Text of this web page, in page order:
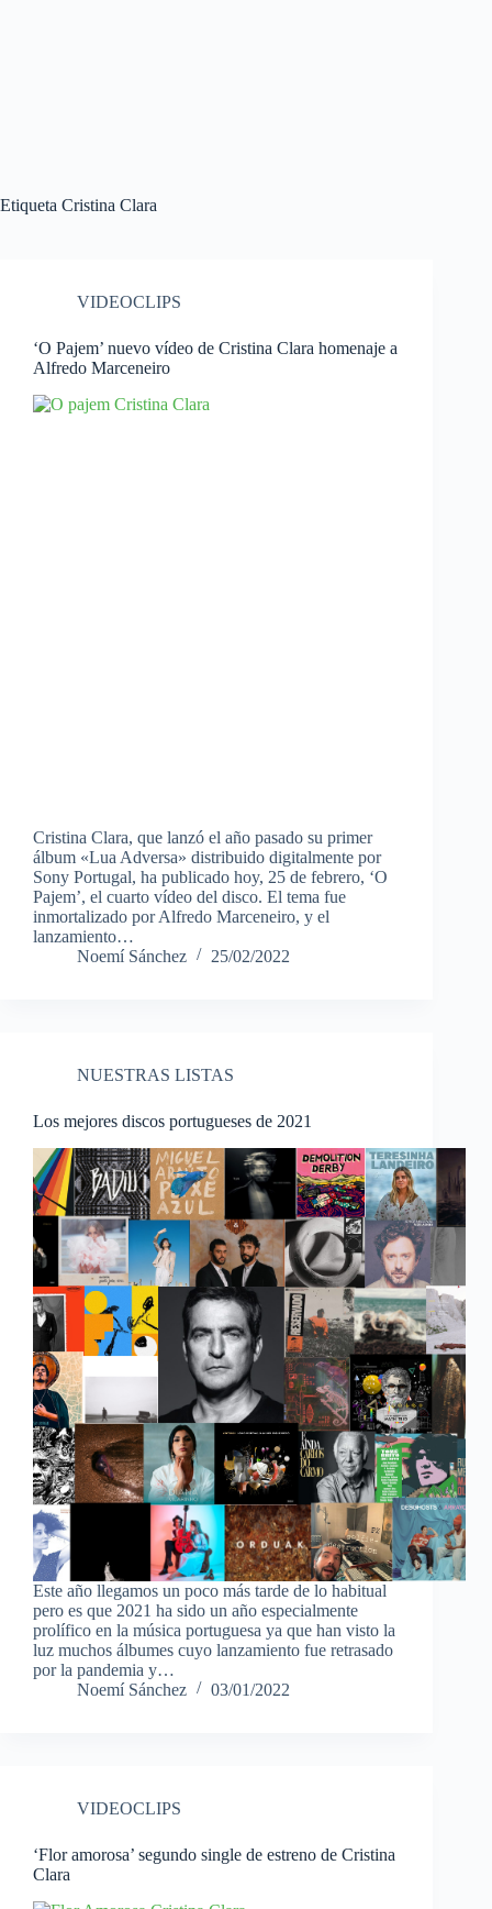
Etiqueta Cristina Clara
VIDEOCLIPS
‘O Pajem’ nuevo vídeo de Cristina Clara homenaje a
Alfredo Marceneiro
Cristina Clara, que lanzó el año pasado su primer
álbum «Lua Adversa» distribuido digitalmente por
Sony Portugal, ha publicado hoy, 25 de febrero, ‘O
Pajem’, el cuarto vídeo del disco. El tema fue
inmortalizado por Alfredo Marceneiro, y el
lanzamiento…
Noemí Sánchez
25/02/2022
NUESTRAS LISTAS
Los mejores discos portugueses de 2021
Este año llegamos un poco más tarde de lo habitual
pero es que 2021 ha sido un año especialmente
prolífico en la música portuguesa ya que han visto la
luz muchos álbumes cuyo lanzamiento fue retrasado
por la pandemia y…
Noemí Sánchez
03/01/2022
VIDEOCLIPS
‘Flor amorosa’ segundo single de estreno de Cristina
Clara